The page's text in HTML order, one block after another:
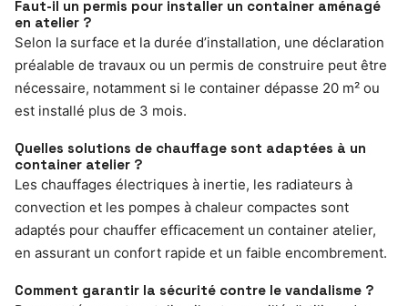
Faut-il un permis pour installer un container aménagé
en atelier ?
Selon la surface et la durée d’installation, une déclaration
préalable de travaux ou un permis de construire peut être
nécessaire, notamment si le container dépasse 20 m² ou
est installé plus de 3 mois.
Quelles solutions de chauffage sont adaptées à un
container atelier ?
Les chauffages électriques à inertie, les radiateurs à
convection et les pompes à chaleur compactes sont
adaptés pour chauffer efficacement un container atelier,
en assurant un confort rapide et un faible encombrement.
Comment garantir la sécurité contre le vandalisme ?